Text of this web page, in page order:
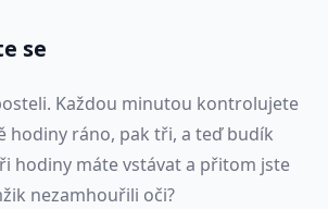
se
Každou minutou kontrolujete
hodiny ráno, pak tři, a teď budík
hodiny máte vstávat a přitom jste
nezamhouřili oči?